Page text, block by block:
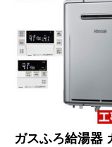
ガスふろ給湯器